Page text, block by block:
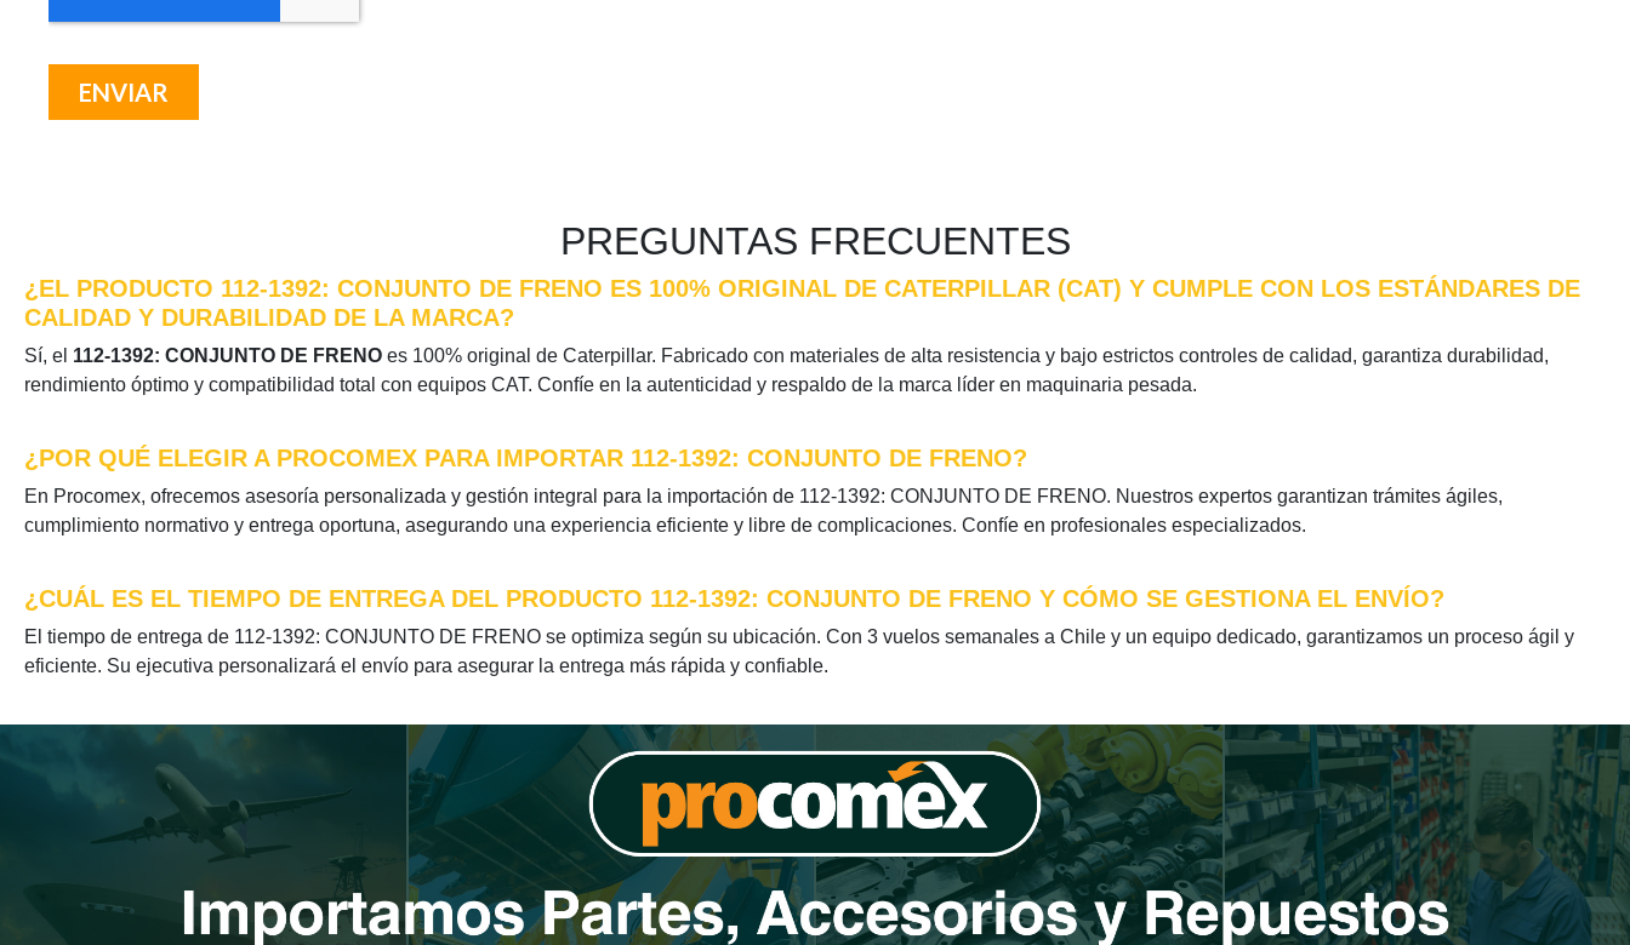
PREGUNTAS FRECUENTES
¿EL PRODUCTO 112-1392: CONJUNTO DE FRENO ES 100% ORIGINAL DE CATERPILLAR (CAT) Y CUMPLE CON LOS ESTÁNDARES DE
CALIDAD Y DURABILIDAD DE LA MARCA?
Sí, el 112-1392: CONJUNTO DE FRENO es 100% original de Caterpillar. Fabricado con materiales de alta resistencia y bajo estrictos controles de calidad, garantiza durabilidad,
rendimiento óptimo y compatibilidad total con equipos CAT. Confíe en la autenticidad y respaldo de la marca líder en maquinaria pesada.
¿POR QUÉ ELEGIR A PROCOMEX PARA IMPORTAR 112-1392: CONJUNTO DE FRENO?
En Procomex, ofrecemos asesoría personalizada y gestión integral para la importación de 112-1392: CONJUNTO DE FRENO. Nuestros expertos garantizan trámites ágiles,
cumplimiento normativo y entrega oportuna, asegurando una experiencia eficiente y libre de complicaciones. Confíe en profesionales especializados.
¿CUÁL ES EL TIEMPO DE ENTREGA DEL PRODUCTO 112-1392: CONJUNTO DE FRENO Y CÓMO SE GESTIONA EL ENVÍO?
El tiempo de entrega de 112-1392: CONJUNTO DE FRENO se optimiza según su ubicación. Con 3 vuelos semanales a Chile y un equipo dedicado, garantizamos un proceso ágil y
eficiente. Su ejecutiva personalizará el envío para asegurar la entrega más rápida y confiable.